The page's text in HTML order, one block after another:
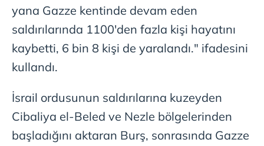
yana Gazze kentinde devam eden
saldırılarında 1100'den fazla kişi hayatını
kaybetti, 6 bin 8 kişi de yaralandı." ifadesini
kullandı.
İsrail ordusunun saldırılarına kuzeyden
Cibaliya el-Beled ve Nezle bölgelerinden
başladığını aktaran Burş, sonrasında Gazze